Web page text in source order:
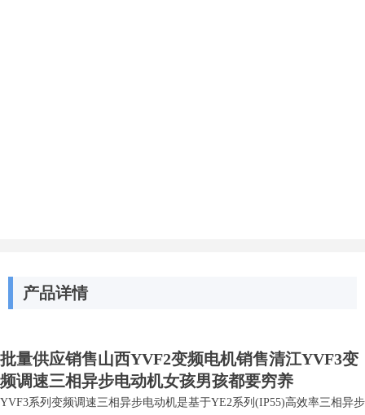
产品详情
批量供应销售山西YVF2变频电机销售清江YVF3变
频调速三相异步电动机女孩男孩都要穷养
YVF3系列变频调速三相异步电动机是基于YE2系列(IP55)高效率三相异步